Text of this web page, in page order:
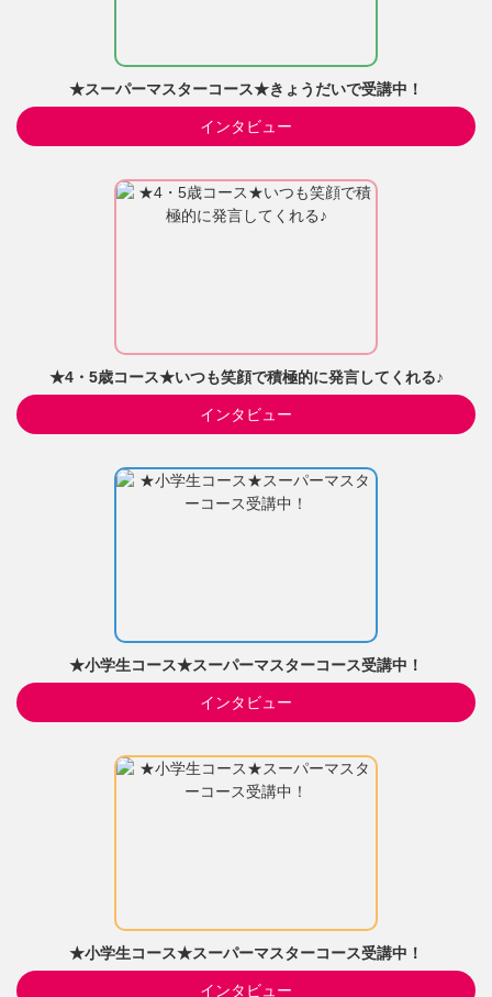
★スーパーマスターコース★きょうだいで受講中！
インタビュー
★4・5歳コース★いつも笑顔で積極的に発言してくれる♪
インタビュー
★小学生コース★スーパーマスターコース受講中！
インタビュー
★小学生コース★スーパーマスターコース受講中！
インタビュー